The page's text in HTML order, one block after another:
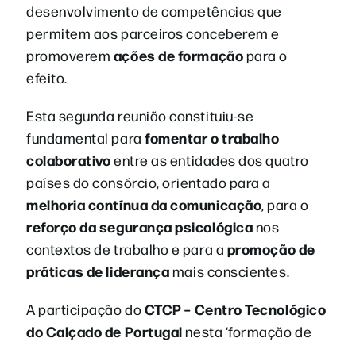
desenvolvimento de competências que
permitem aos parceiros conceberem e
promoverem ações de formaçãopara o
efeito.
Esta segunda reunião constituiu-se
fundamental parafomentar o trabalho
colaborativoentre as entidades dos quatro
países do consórcio, orientado para a
melhoria contínua da comunicação, para o
reforço da segurança psicológicanos
contextos de trabalho e para a promoção de
práticas de liderançamais conscientes.
A participação doCTCP – Centro Tecnológico
do Calçado de Portugalnesta ‘formação de